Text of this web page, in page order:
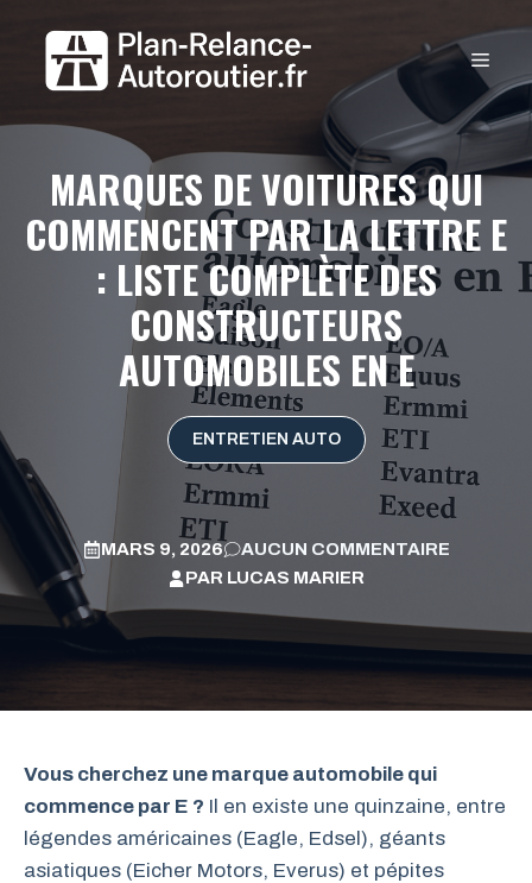
contenu
MARQUES DE VOITURES QUI
COMMENCENT PAR LA LETTRE E
: LISTE COMPLÈTE DES
CONSTRUCTEURS
AUTOMOBILES EN E
ENTRETIEN AUTO
MARS 9, 2026
AUCUN COMMENTAIRE
PAR LUCAS MARIER
Vous cherchez une marque automobile qui
commence par E ? Il en existe une quinzaine, entre
légendes américaines (Eagle, Edsel), géants
asiatiques (Eicher Motors, Everus) et pépites